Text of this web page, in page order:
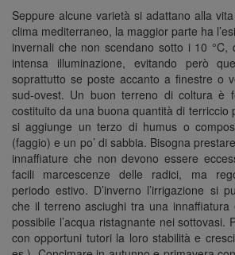
Seppure alcune varietà si adattano alla
clima mediterraneo, la maggior parte ha
invernali che non scendano sotto i 10 °C,
intensa illuminazione, evitando però
soprattutto se poste accanto a finestre o
sud-ovest. Un buon terreno di coltura è
costituito da una buona quantità di terriccio
si aggiunge un terzo di humus o
(faggio) e un po’ di sabbia. Bisogna
innaffiature che non devono essere
facili marcescenze delle radici, ma
periodo estivo. D’inverno l’irrigazione si
che il terreno asciughi tra una innaffiatura
possibile l’acqua ristagnante nei sottovasi.
con opportuni tutori la loro stabilità e